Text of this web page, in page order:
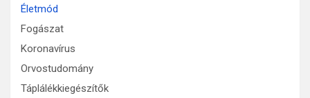
Életmód
Fogászat
Koronavírus
Orvostudomány
Táplálékkiegészítők